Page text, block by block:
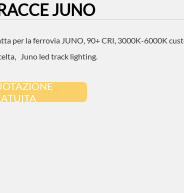
JUNO
per la ferrovia JUNO, 90+ CRI, 3000K-6000K
Juno led track lighting.